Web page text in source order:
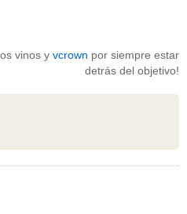
vinos y vcrown por siempre estar
detrás del objetivo!